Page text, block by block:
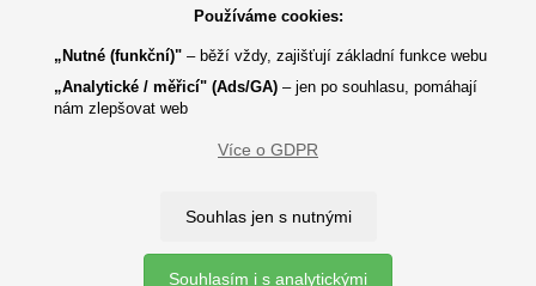
Online
Youtube SONS
K jakémukoliv užití textů a obrázků uvedených na tomto serveru je
Copyright © 2012 - 2026 SONS ČR, z. s.
Používáme cookies:
„Nutné (funkční)" – běží vždy, zajišťují základní funkce webu
„Analytické / měřicí" (Ads/GA) – jen po souhlasu, pomáhají
nám zlepšovat web
Více o GDPR
Souhlas jen s nutnými
Souhlasím i s analytickými